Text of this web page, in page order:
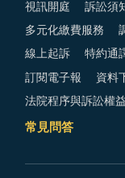
視訊開庭 訴訟須
多元化繳費服務
線上起訴 特約通
訂閱電子報 資料
法院程序與訴訟權益
常見問答